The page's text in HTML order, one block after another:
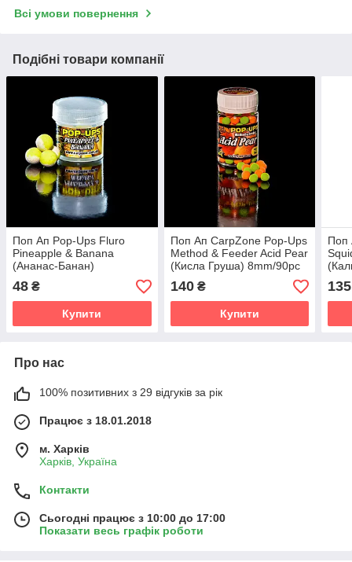
Всі умови повернення
Подібні товари компанії
Поп Ап Pop-Ups Fluro
Pineapple & Banana
(Ананас-Банан)
11mm/10pc
48 ₴
Купити
Поп Ап CarpZone Pop-Ups
Method & Feeder Acid Pear
(Кисла Груша) 8mm/90pc
140₴
Купити
Поп
135
Про нас
100% позитивних з 29 відгуків за рік
Працює з 18.01.2018
м. Харків
Харків, Україна
Контакти
Сьогодні працює з 10:00 до 17:00
Показати весь графік роботи